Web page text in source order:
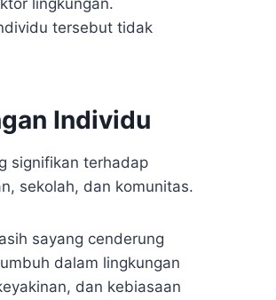
tersebut tidak
Individu
signifikan terhadap
sekolah, dan komunitas.
sayang cenderung
dalam lingkungan
dan kebiasaan